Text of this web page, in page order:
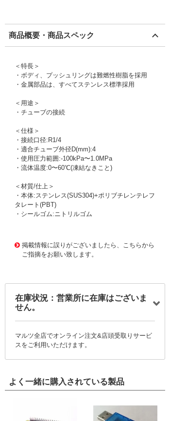
商品概要・商品スペック
＜特長＞
・ボディ、プッシュリングは難燃性樹脂を採用
・金属部品は、すべてステンレス標準採用
＜用途＞
・チューブの接続
＜仕様＞
・接続口径:R1/4
・適合チューブ外径D(mm):4
・使用圧力範囲:-100kPa〜1.0MPa
・流体温度:0〜60℃(凍結なきこと)
＜材質/仕上＞
・本体:ステンレス(SUS304)+ポリブチレンテレフ
タレート(PBT)
・シールゴム:ニトリルゴム
掲載情報に誤りがございましたら、こちらから
ご指摘をお願い致します。
在庫状況：営業所に在庫はございま
せん。
マルツ全店でオンライン注文&店頭受取りサービ
スをご利用いただけます。
よく一緒に購入されている製品